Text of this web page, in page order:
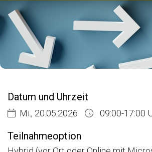
Aktuelle Veranstaltungen
Qualitätsmanagement (QM) verstehen: Einstieg in regulatorische Sicherheit und Effizienz
Datum und Uhrzeit
Mi., 20.05.2026 09:00-17:00
Teilnahmeoption